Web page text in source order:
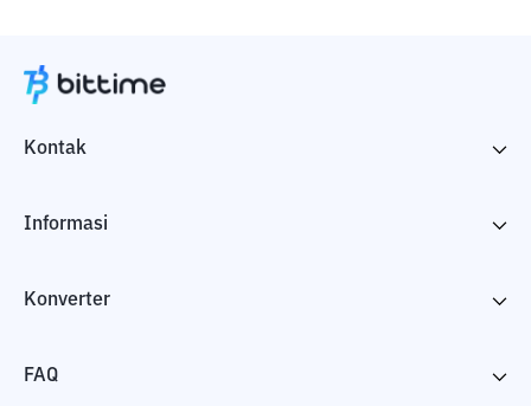
Kontak
Informasi
Konverter
FAQ